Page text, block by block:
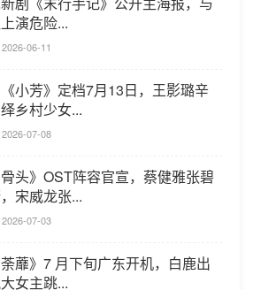
演危险...
2026-06-11
小芳》定档7月13日，王影璐辛
乡村少女...
2026-07-08
骨头》OST阵容官宣，蔡健雅张碧
宋威龙张...
2026-07-03
荼蘼》7 月下旬广东开机，白鹿出
女主跳...